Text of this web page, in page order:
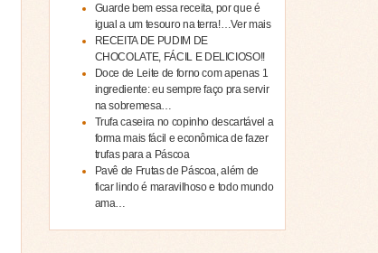
Guarde bem essa receita, por que é
igual a um tesouro na terra!…Ver mais
RECEITA DE PUDIM DE
CHOCOLATE, FÁCIL E DELICIOSO!!
Doce de Leite de forno com apenas 1
ingrediente: eu sempre faço pra servir
na sobremesa…
Trufa caseira no copinho descartável a
forma mais fácil e econômica de fazer
trufas para a Páscoa
Pavê de Frutas de Páscoa, além de
ficar lindo é maravilhoso e todo mundo
ama…